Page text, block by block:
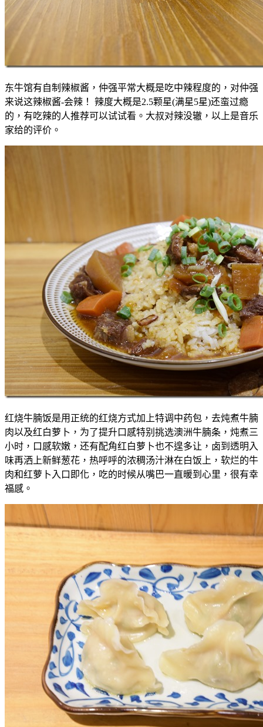
东牛馆有自制辣椒酱，仲强平常大概是吃中辣程度的，对仲强
来说这辣椒酱-会辣！ 辣度大概是2.5颗星(满星5星)还蛮过瘾
的，有吃辣的人推荐可以试试看。大叔对辣没辙，以上是音乐
家给的评价。
红烧牛腩饭是用正统的红烧方式加上特调中药包，去炖煮牛腩
肉以及红白萝卜，为了提升口感特别挑选澳洲牛腩条，炖煮三
小时，口感软嫩，还有配角红白萝卜也不遑多让，卤到透明入
味再洒上新鲜葱花，热呼呼的浓稠汤汁淋在白饭上，软烂的牛
肉和红萝卜入口即化，吃的时候从嘴巴一直暖到心里，很有幸
福感。